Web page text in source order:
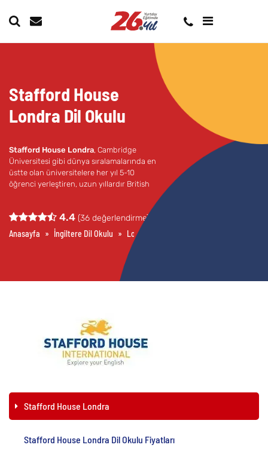
Stafford House
Londra Dil Okulu
Stafford House Londra, Cambridge
Üniversitesi gibi dünya sıralamalarında en
üstte olan üniversitelere her yıl 5-10
öğrenci yerleştiren, uzun yıllardır British
4.4 (36 değerlendirme)
Anasayfa » İngiltere Dil Okulu » Londra Dil Okulları
Stafford House Londra
Stafford House Londra Dil Okulu Fiyatları